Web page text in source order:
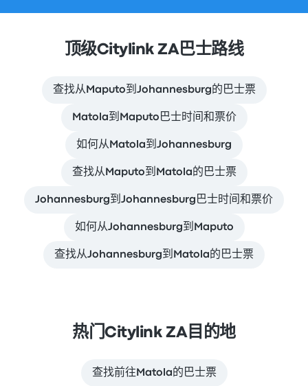
顶级Citylink ZA巴士路线
查找从Maputo到Johannesburg的巴士票
Matola到Maputo巴士时间和票价
如何从Matola到Johannesburg
查找从Maputo到Matola的巴士票
Johannesburg到Johannesburg巴士时间和票价
如何从Johannesburg到Maputo
查找从Johannesburg到Matola的巴士票
热门Citylink ZA目的地
查找前往Matola的巴士票